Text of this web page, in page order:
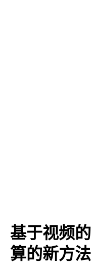
基于视频
算的新方法